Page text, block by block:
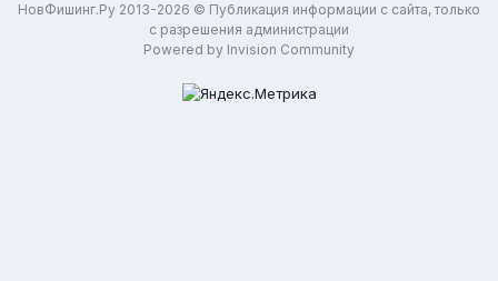
НовФишинг.Ру 2013-2026 © Публикация информации с сайта, только
с разрешения администрации
Powered by Invision Community